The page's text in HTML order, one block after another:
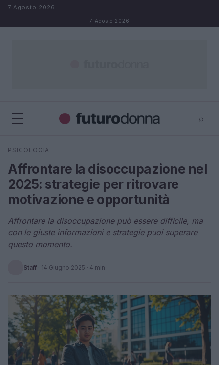
Salta al contenuto
7 Agosto 2026
7 Agosto 2026
⌕
Cerca
PSICOLOGIA
Affrontare la disoccupazione nel
2025: strategie per ritrovare
motivazione e opportunità
Affrontare la disoccupazione può essere difficile, ma
con le giuste informazioni e strategie puoi superare
questo momento.
Staff · 14 Giugno 2025 · 4 min